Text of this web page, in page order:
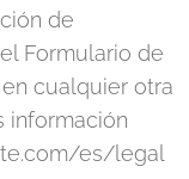
de
Formulario de
cualquier otra
información
es/legal